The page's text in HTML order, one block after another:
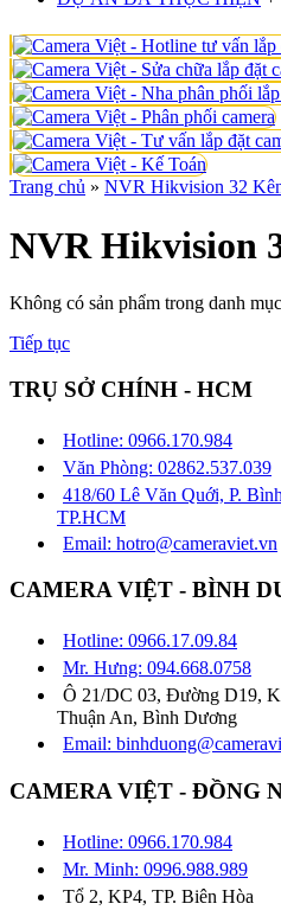
Trang chủ » NVR Hikvision 32
NVR Hikvision
Không có sản phẩm trong danh
Tiếp tục
TRỤ SỞ CHÍNH - HCM
Hotline: 0966.170.984
Văn Phòng: 02862.537.039
418/60 Lê Văn Quới, P.
TP.HCM
Email: hotro@cameraviet.vn
CAMERA VIỆT - BÌNH
Hotline: 0966.17.09.84
Mr. Hưng: 094.668.0758
Ô 21/DC 03, Đường D19,
Thuận An, Bình Dương
Email:
CAMERA VIỆT - ĐỒNG
Hotline: 0966.170.984
Mr. Minh: 0996.988.989
Tổ 2, KP4, TP. Biên Hòa